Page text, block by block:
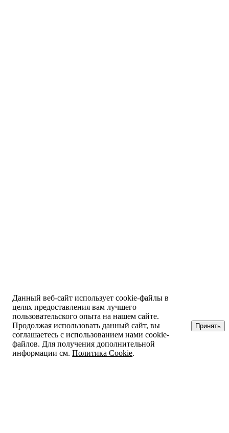
Данный веб-сайт использует cookie-файлы в
целях предоставления вам лучшего
пользовательского опыта на нашем сайте.
Продолжая использовать данный сайт, вы
соглашаетесь с использованием нами cookie-
файлов. Для получения дополнительной
информации см.Политика Cookie.
Принять